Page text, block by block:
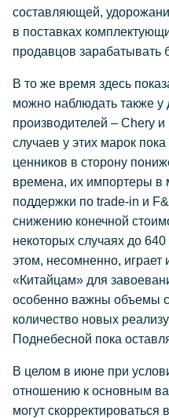
составляющей,
в поставках
продавцов
В то же время здесь
можно наблюдать также у
производителей – Chery
случаев у этих марок
ценников в сторону
времена, их импортеры в
поддержки по trade-in и
снижению конечной
некоторых случаях до
этом, несомненно, играет
«Китайцам» для
особенно важны объемы
количество новых
Поднебесной пока
В целом в июне при
отношению к основным
могут